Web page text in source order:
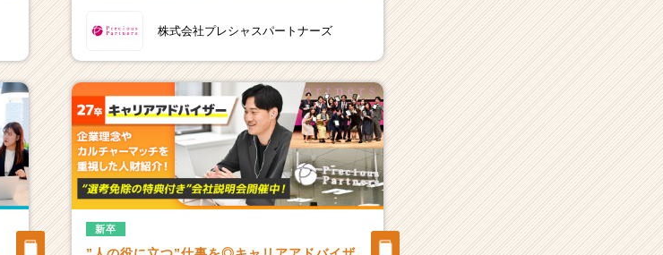
株式会社プレシャスパートナーズ
新卒